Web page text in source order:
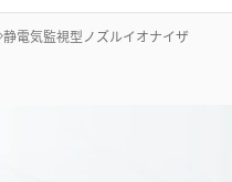
静電気監視型ノズルイオナイザ